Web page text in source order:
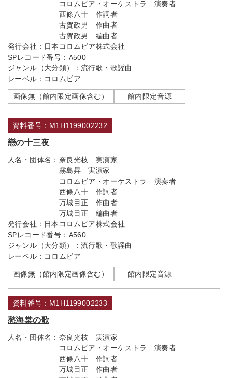
コロムビア・オーケストラ 演奏者
西條八十 作詞者
古賀政男 作曲者
古賀政男 編曲者
発行会社： 日本コロムビア株式会社
SPレコード番号： A500
ジャンル（大分類）： 流行歌・歌謡曲
レーベル： コロムビア
画像無（館内限定画像含む） 館内限定音源
資料番号：M1H1199002232
戀の十三夜
人名・団体名： 奈良光枝 実演家
霧島昇 実演家
コロムビア・オーケストラ 演奏者
西條八十 作詞者
万城目正 作曲者
万城目正 編曲者
発行会社： 日本コロムビア株式会社
SPレコード番号： A560
ジャンル（大分類）： 流行歌・歌謡曲
レーベル： コロムビア
画像無（館内限定画像含む） 館内限定音源
資料番号：M1H1199002233
愁海棠の歌
人名・団体名： 奈良光枝 実演家
コロムビア・オーケストラ 演奏者
西條八十 作詞者
万城目正 作曲者